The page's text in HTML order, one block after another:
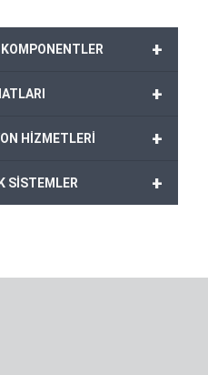
+
+
+
HİZMETLERİ
+
SİSTEMLER